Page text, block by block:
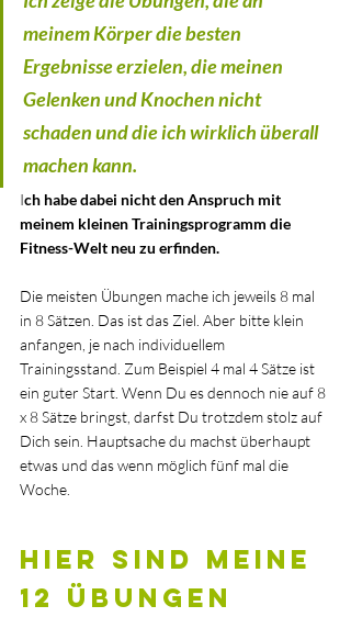
meinem Körper die besten
Ergebnisse erzielen, die meinen
Gelenken und Knochen nicht
schaden und die ich wirklich überall
machen kann.
Ich habe dabei nicht den Anspruch mit
meinem kleinen Trainingsprogramm die
Fitness-Welt neu zu erfinden.
Die meisten Übungen mache ich jeweils 8 mal
in 8 Sätzen. Das ist das Ziel. Aber bitte klein
anfangen, je nach individuellem
Trainingsstand. Zum Beispiel 4 mal 4 Sätze ist
ein guter Start. Wenn Du es dennoch nie auf 8
x 8 Sätze bringst, darfst Du trotzdem stolz auf
Dich sein. Hauptsache du machst überhaupt
etwas und das wenn möglich fünf mal die
Woche.
Hier sind meine
12 Übungen